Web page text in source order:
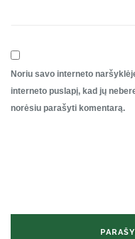
Noriu savo interneto
interneto puslapį, kad jų
norėsiu parašyti komentarą.